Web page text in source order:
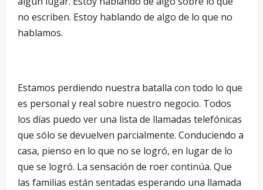
no escriben. Estoy hablando de algo de lo que no
hablamos.
Estamos perdiendo nuestra batalla con todo lo que
es personal y real sobre nuestro negocio. Todos
los días puedo ver una lista de llamadas telefónicas
que sólo se devuelven parcialmente. Conduciendo a
casa, pienso en lo que no se logró, en lugar de lo
que se logró. La sensación de roer continúa. Que
las familias están sentadas esperando una llamada